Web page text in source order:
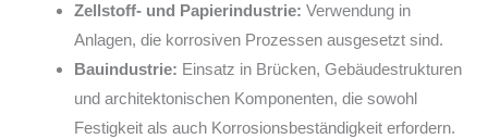
Zellstoff- und Papierindustrie: Verwendung in
Anlagen, die korrosiven Prozessen ausgesetzt sind.
Bauindustrie: Einsatz in Brücken, Gebäudestrukturen
und architektonischen Komponenten, die sowohl
Festigkeit als auch Korrosionsbeständigkeit erfordern.